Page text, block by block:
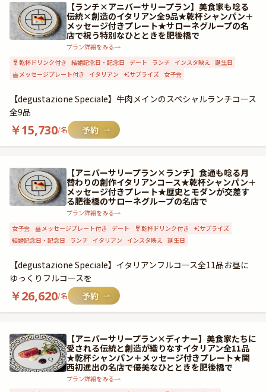
【ランチ×アニバーサリープラン】美食家も唸る
伝統×創造のイタリアン全9品★乾杯シャンパン＋
メッセージ付きプレート★サローネグループの名
店で祝う特別なひとときを肥後橋で
プラン詳細をみる
乾杯ドリンク付き 結婚記念日・記念日 デート ランチ インスタ映え 誕生日
メッセージプレート付き
イタリアン サプライズ 女子会
【degustazione Speciale】牛肉メインのスペシャルランチコース
全9品
￥15,730/名
【アニバーサリープラン×ランチ】食通も唸る月
替わりの創作イタリアンコース★乾杯シャンパン＋
メッセージ付きプレート★歴史とモダンが交差す
る肥後橋のサローネグループの名店で
プラン詳細をみる
女子会
メッセージプレート付き デート 乾杯ドリンク付き
サプライズ
結婚記念日・記念日
ランチ イタリアン インスタ映え 誕生日
【degustazione Speciale】イタリアンフルコース全11品お昼に
ゆっくりフルコースを
￥26,620/名
【アニバーサリープラン×ディナー】美食家たちに
愛される伝統と創造が織りなすイタリアン全11品
★乾杯シャンパン＋メッセージ付きプレート★関
西初進出の名店で優美なひとときを肥後橋で
プラン詳細をみる